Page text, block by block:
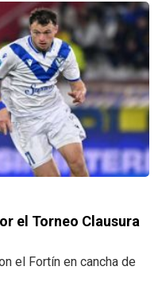
el Torneo Clausura
el Fortín en cancha de